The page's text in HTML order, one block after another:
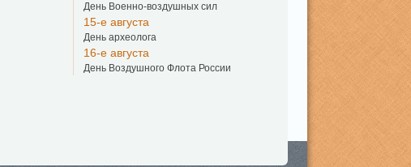
День Военно-воздушных сил
15-е августа
День археолога
16-е августа
День Воздушного Флота России